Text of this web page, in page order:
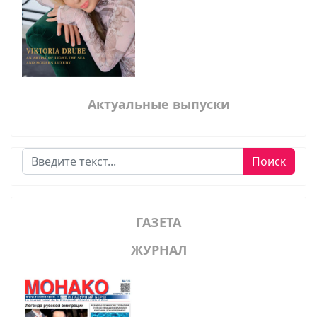
Актуальные выпуски
Поиск Поиск
ГАЗЕТА
ЖУРНАЛ